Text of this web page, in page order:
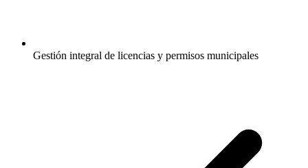
Gestión integral de licencias y permisos municipales